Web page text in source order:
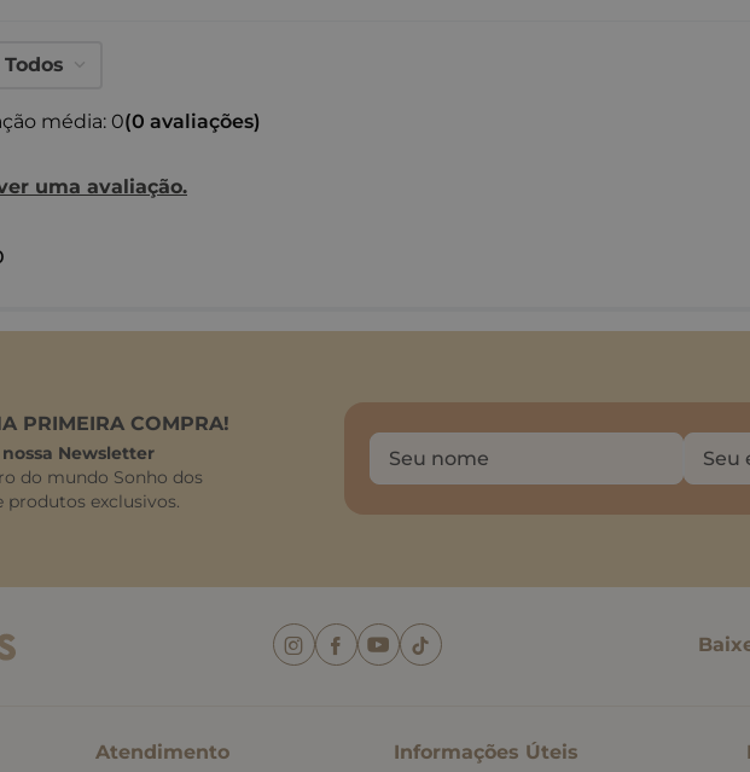
média: 0(0 avaliações)
uma avaliação.
Todos
PRIMEIRA COMPRA!
Newsletter
do mundo Sonho dos
produtos exclusivos.
Atendimento Informações Úteis